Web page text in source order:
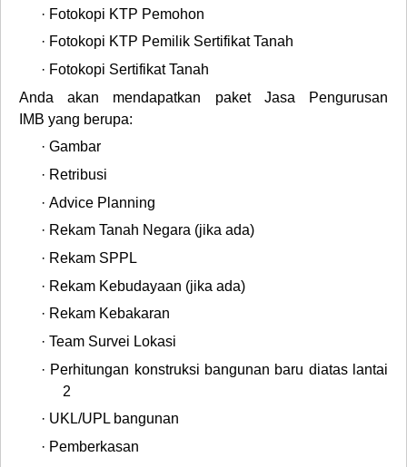
· Fotokopi KTP Pemohon
· Fotokopi KTP Pemilik Sertifikat Tanah
· Fotokopi Sertifikat Tanah
Anda akan mendapatkan paket Jasa Pengurusan
IMB yang berupa:
· Gambar
· Retribusi
· Advice Planning
· Rekam Tanah Negara (jika ada)
· Rekam SPPL
· Rekam Kebudayaan (jika ada)
· Rekam Kebakaran
· Team Survei Lokasi
· Perhitungan konstruksi bangunan baru diatas lantai
2
· UKL/UPL bangunan
· Pemberkasan